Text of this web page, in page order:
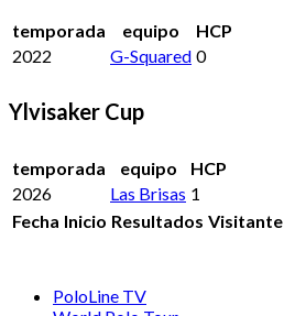
temporada equipo
HCP
2022
G-Squared 0
Ylvisaker Cup
temporada equipo
HCP
2026
Las Brisas 1
Fecha Inicio Resultados Visitante
PoloLine TV